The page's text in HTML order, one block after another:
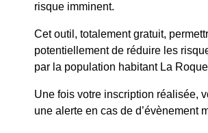
risque imminent.
Cet outil, totalement gratuit,
potentiellement de réduire les
par la population habitant La Roque
Une fois votre inscription réalisée,
une alerte en cas de d’évènement